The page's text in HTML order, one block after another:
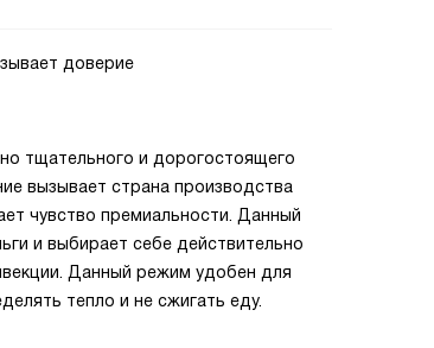
доверие
тщательного и дорогостоящего
вызывает страна производства
чувство премиальности. Данный
и выбирает себе действительно
Данный режим удобен для
тепло и не сжигать еду.